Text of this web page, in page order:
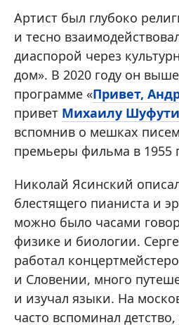
Артист был глубоко
и тесно
диаспорой через
дом». В 2020 году он
программе «Привет,
привет Михаилу
вспомнив о мешках
премьеры фильма в 1955
Николай Ясинский
блестящего пианиста и
можно было часами
физике и биологии.
работал
и Словении, много
и изучал языки. На
часто вспоминал